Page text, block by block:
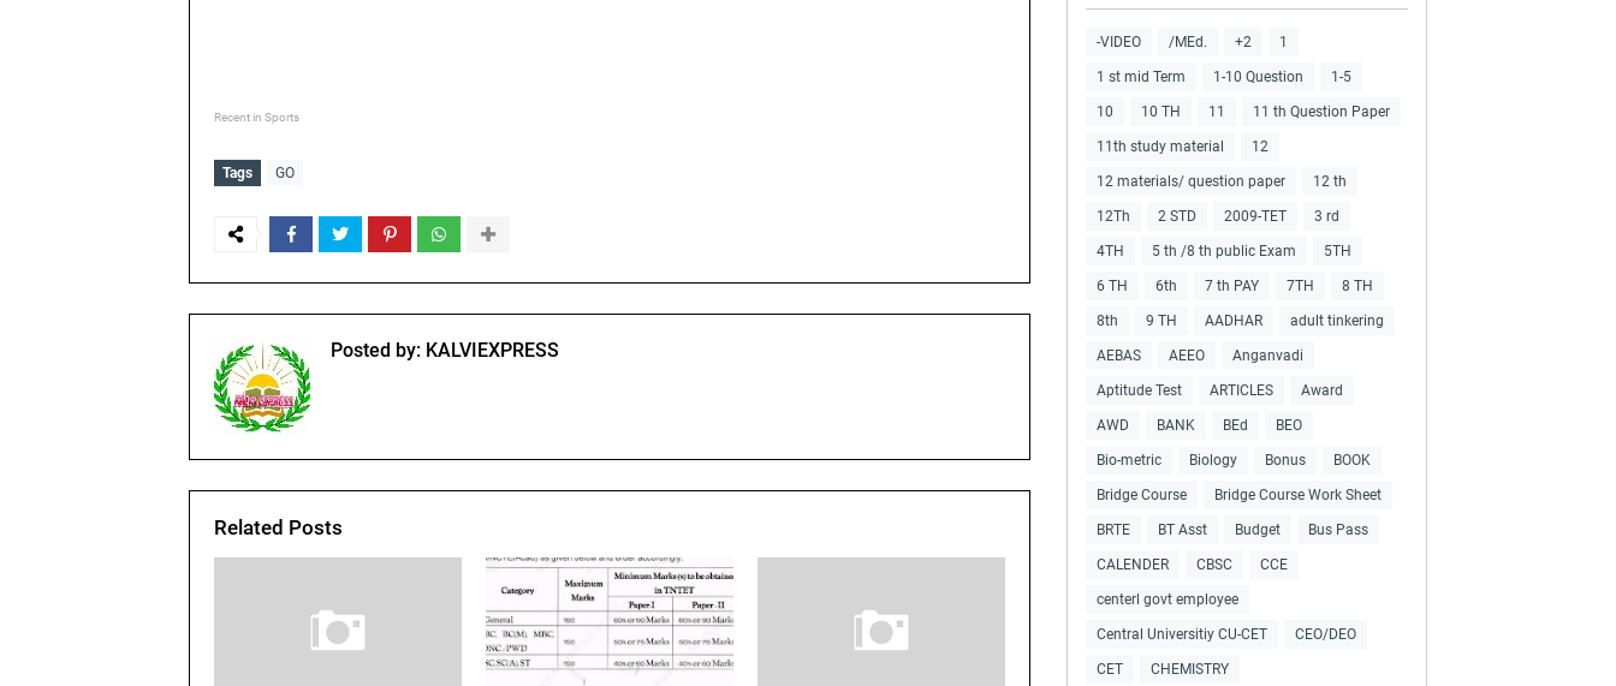
Recent in Sports
Tags GO
Posted by: KALVIEXPRESS
Related Posts
-VIDEO /MEd. +2 1
1 st mid Term 1-10 Question 1-5
10 10 TH 11 11 th Question Paper
11th study material 12
12 materials/ question paper 12 th
12Th 2 STD 2009-TET 3 rd
4TH 5 th /8 th public Exam 5TH
6 TH 6th 7 th PAY 7TH 8 TH
8th 9 TH AADHAR adult tinkering
AEBAS AEEO Anganvadi
Aptitude Test ARTICLES Award
AWD BANK BEd BEO
Bio-metric Biology Bonus BOOK
Bridge Course Bridge Course Work Sheet
BRTE BT Asst Budget Bus Pass
CALENDER CBSC CCE
centerl govt employee
Central Universitiy CU-CET CEO/DEO
CET CHEMISTRY